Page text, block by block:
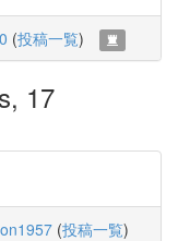
(投稿一覧)
17
(投稿一覧)